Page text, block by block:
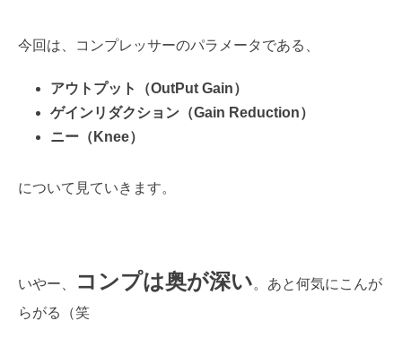
今回は、コンプレッサーのパラメータである、
アウトプット（OutPut Gain）
ゲインリダクション（Gain Reduction）
ニー（Knee）
について見ていきます。
いやー、 コンプは奥が深い。あと何気にこんが
らがる（笑